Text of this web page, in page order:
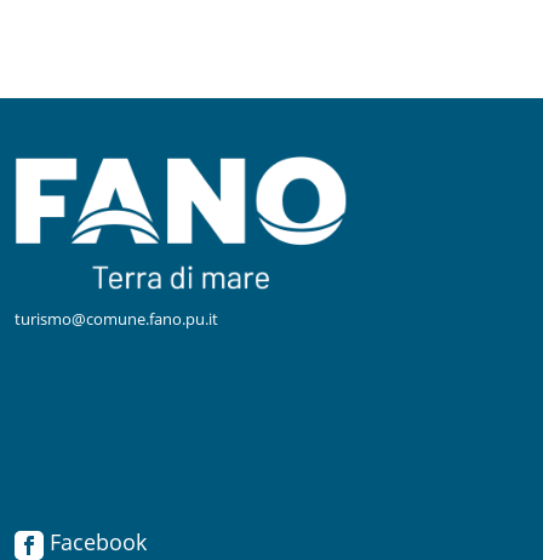
turismo@comune.fano.pu.it
Facebook